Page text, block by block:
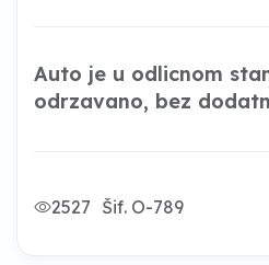
Auto je u odlicnom
odrzavano, bez
2527 Šif. O-789